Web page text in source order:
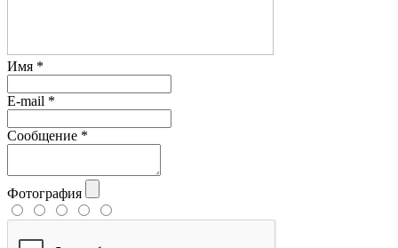
Имя *
E-mail *
Сообщение *
Фотография